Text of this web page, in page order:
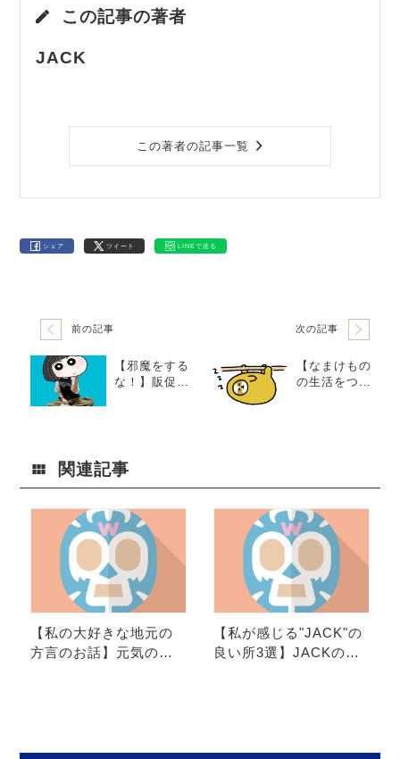
この記事の著者
JACK
この著者の記事一覧
シェア ツイート LINEで送る
前の記事
【邪魔をする
な！】販促課
次の記事
【なまけもの
の生活をつい
関連記事
【私の大好きな地元の
方言のお話】元気の出
【私が感じる"JACK"の
良い所3選】JACKの魅